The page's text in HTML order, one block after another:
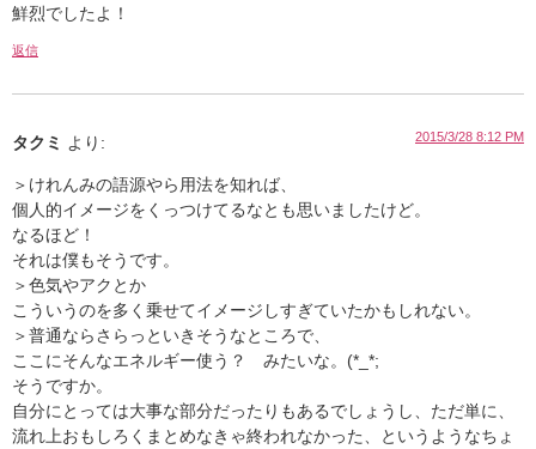
鮮烈でしたよ！
返信
タクミ より: 2015/3/28 8:12 PM
＞けれんみの語源やら用法を知れば、
個人的イメージをくっつけてるなとも思いましたけど。
なるほど！
それは僕もそうです。
＞色気やアクとか
こういうのを多く乗せてイメージしすぎていたかもしれない。
＞普通ならさらっといきそうなところで、
ここにそんなエネルギー使う？ みたいな。(*_*;
そうですか。
自分にとっては大事な部分だったりもあるでしょうし、ただ単に、
流れ上おもしろくまとめなきゃ終われなかった、というようなちょ